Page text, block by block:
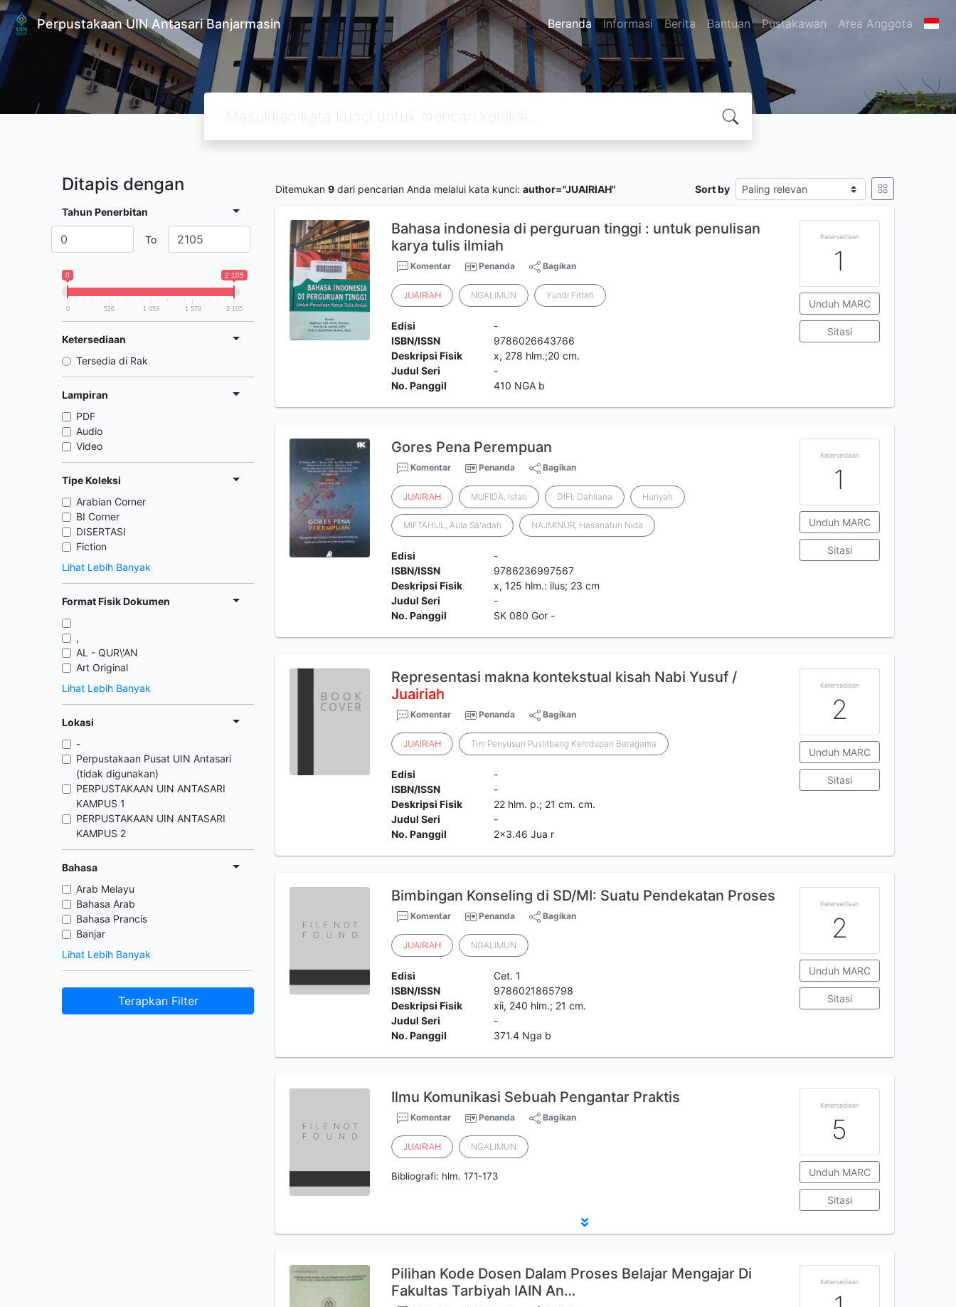
Perpustakaan UIN Antasari Banjarmasin Beranda Informasi Berita Bantuan Pustakawan Area Anggota
Ditapis dengan
Tahun Penerbitan
To
0 2 105
0 526 1 053 1 579 2 105
Ketersediaan
Tersedia di Rak
Lampiran
PDF
Audio
Video
Tipe Koleksi
Arabian Corner
BI Corner
DISERTASI
Fiction
Lihat Lebih Banyak
Format Fisik Dokumen
,
AL - QUR\'AN
Art Original
Lihat Lebih Banyak
Lokasi
-
Perpustakaan Pusat UIN Antasari
(tidak digunakan)
PERPUSTAKAAN UIN ANTASARI
KAMPUS 1
PERPUSTAKAAN UIN ANTASARI
KAMPUS 2
Bahasa
Arab Melayu
Bahasa Arab
Bahasa Prancis
Banjar
Lihat Lebih Banyak
Terapkan Filter
Ditemukan 9 dari pencarian Anda melalui kata kunci: author="JUAIRIAH" Sort by
Bahasa indonesia di perguruan tinggi : untuk penulisan
karya tulis ilmiah
Komentar Penanda Bagikan
JUAIRIAH NGALIMUN Yundi Fitrah
Edisi
-
ISBN/ISSN
9786026643766
Deskripsi Fisik
x, 278 hlm.;20 cm.
Judul Seri
-
No. Panggil
410 NGA b
Ketersediaan
1
Unduh MARC
Sitasi
Gores Pena Perempuan
Komentar Penanda Bagikan
JUAIRIAH MUFIDA, Istati DIFI, Dahliana Huriyah
MIFTAHUL, Aula Sa'adah NAJMINUR, Hasanatun Nida
Edisi
-
ISBN/ISSN
9786236997567
Deskripsi Fisik
x, 125 hlm.: ilus; 23 cm
Judul Seri
-
No. Panggil
SK 080 Gor -
Ketersediaan
1
Unduh MARC
Sitasi
Representasi makna kontekstual kisah Nabi Yusuf /
Juairiah
Komentar Penanda Bagikan
JUAIRIAH Tim Penyusun Puslitbang Kehidupan Beragama
Edisi
-
ISBN/ISSN
-
Deskripsi Fisik
22 hlm. p.; 21 cm. cm.
Judul Seri
-
No. Panggil
2x3.46 Jua r
Ketersediaan
2
Unduh MARC
Sitasi
Bimbingan Konseling di SD/MI: Suatu Pendekatan Proses
Komentar Penanda Bagikan
JUAIRIAH NGALIMUN
Edisi
Cet. 1
ISBN/ISSN
9786021865798
Deskripsi Fisik
xii, 240 hlm.; 21 cm.
Judul Seri
-
No. Panggil
371.4 Nga b
Ketersediaan
2
Unduh MARC
Sitasi
Ilmu Komunikasi Sebuah Pengantar Praktis
Komentar Penanda Bagikan
JUAIRIAH NGALIMUN
Bibliografi: hlm. 171-173
Ketersediaan
5
Unduh MARC
Sitasi
Pilihan Kode Dosen Dalam Proses Belajar Mengajar Di
Fakultas Tarbiyah IAIN An…
Ketersediaan